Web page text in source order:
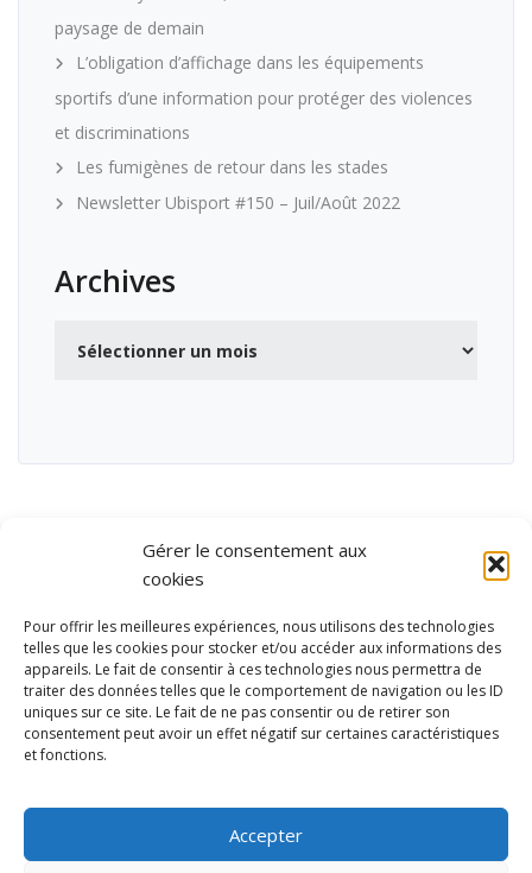
Gérer le consentement aux
cookies
Pour offrir les meilleures expériences, nous utilisons des technologies
telles que les cookies pour stocker et/ou accéder aux informations des
appareils. Le fait de consentir à ces technologies nous permettra de
traiter des données telles que le comportement de navigation ou les ID
uniques sur ce site. Le fait de ne pas consentir ou de retirer son
consentement peut avoir un effet négatif sur certaines caractéristiques
et fonctions.
Accepter
paysage de demain
L’obligation d’affichage dans les équipements
sportifs d’une information pour protéger des violences
et discriminations
Les fumigènes de retour dans les stades
Newsletter Ubisport #150 – Juil/Août 2022
Archives
et de loisirs
Contact